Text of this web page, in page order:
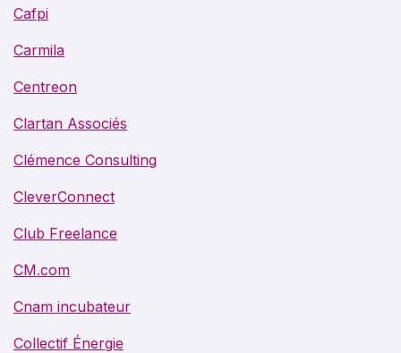
Cafpi
Carmila
Centreon
Clartan Associés
Clémence Consulting
CleverConnect
Club Freelance
CM.com
Cnam incubateur
Collectif Énergie